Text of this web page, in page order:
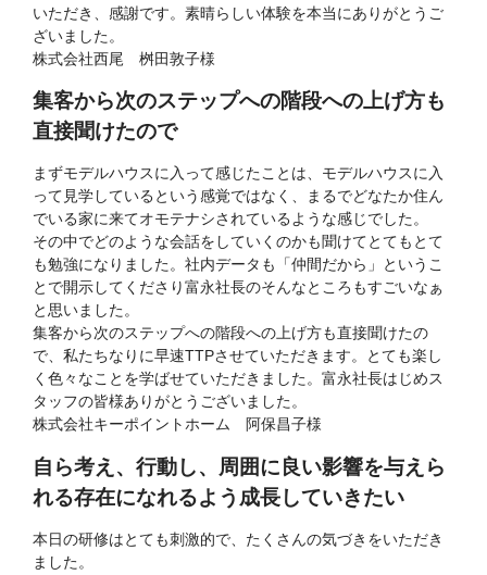
いただき、感謝です。素晴らしい体験を本当にありがとうご
ざいました。
株式会社西尾 桝田敦子様
集客から次のステップへの階段への上げ方も
直接聞けたので
まずモデルハウスに入って感じたことは、モデルハウスに入
って見学しているという感覚ではなく、まるでどなたか住ん
でいる家に来てオモテナシされているような感じでした。
その中でどのような会話をしていくのかも聞けてとてもとて
も勉強になりました。社内データも「仲間だから」というこ
とで開示してくださり富永社長のそんなところもすごいなぁ
と思いました。
集客から次のステップへの階段への上げ方も直接聞けたの
で、私たちなりに早速TTPさせていただきます。とても楽し
く色々なことを学ばせていただきました。富永社長はじめス
タッフの皆様ありがとうございました。
株式会社キーポイントホーム 阿保昌子様
自ら考え、行動し、周囲に良い影響を与えら
れる存在になれるよう成長していきたい
本日の研修はとても刺激的で、たくさんの気づきをいただき
ました。